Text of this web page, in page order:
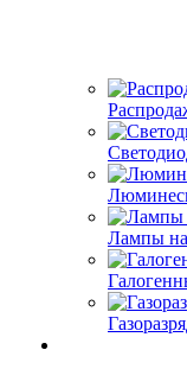
Лампы